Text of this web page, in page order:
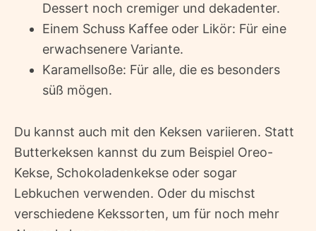
Dessert noch cremiger und dekadenter.
Einem Schuss Kaffee oder Likör: Für eine
erwachsenere Variante.
Karamellsoße: Für alle, die es besonders
süß mögen.
Du kannst auch mit den Keksen variieren. Statt
Butterkeksen kannst du zum Beispiel Oreo-
Kekse, Schokoladenkekse oder sogar
Lebkuchen verwenden. Oder du mischst
verschiedene Kekssorten, um für noch mehr